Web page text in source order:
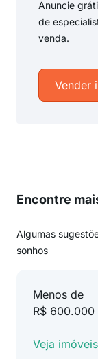
Anuncie
de
venda.
Vender
Encontre
Algumas
sonhos
Menos de
R$ 600.000
Veja imóveis